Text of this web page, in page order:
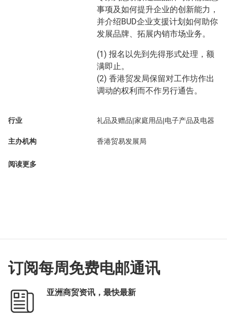
事项及如何提升企业的创新能力，
并介绍BUD企业支援计划如何助你
发展品牌、拓展内销市场业务。
(1) 报名以先到先得形式处理，额
满即止。
(2) 香港贸发局保留对工作坊作出
调动的权利而不作另行通告。
行业 礼品及赠品|家庭用品|电子产品及电器
主办机构 香港贸易发展局
阅读更多
订阅每周免费电邮通讯
亚洲商贸资讯，最快最新